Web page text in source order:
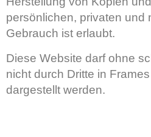
persönlichen, privaten und
Gebrauch ist erlaubt.
Diese Website darf ohne
nicht durch Dritte in
dargestellt werden.